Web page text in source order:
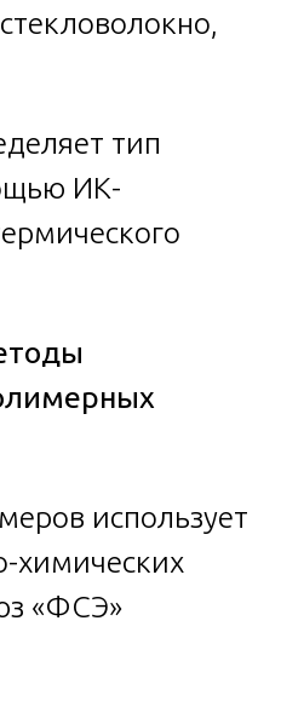
тип
ИК-
использует
химических
«ФСЭ»